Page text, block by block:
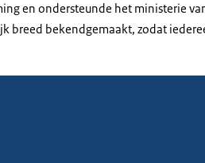
en ondersteunde het ministerie
breed bekendgemaakt, zodat